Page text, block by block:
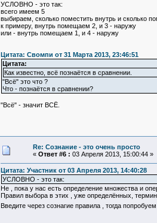
УСЛОВНО - это так:
всего имеем 5
выбираем, сколько поместить внутрь и сколько
к примеру, внутрь помещаем 2, и 3 - наружу
или - внутрь помещаем 1, и 4 - наружу
Цитата: Свомпи от 31 Марта 2013, 23:46:51
Цитата:
Как известно, всё познаётся в сравнении.
"Всё" это что ?
Что - познаётся в сравнении?
"Всё" - значит ВСЁ.
Re: Сознание - это очень просто
« Ответ #6 : 03 Апреля 2013, 15:00:44 »
Цитата: Участник от 03 Апреля 2013, 14:40:28
УСЛОВНО - это так:
Не , пока у нас есть определение множества и
Правил выбора в этих , уже определённых,
Введите через сознагие правила , тогда